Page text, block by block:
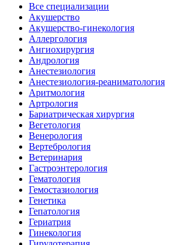
Все специализации
Акушерство
Акушерство-гинекология
Аллергология
Ангиохирургия
Андрология
Анестезиология
Анестезиология-реаниматология
Аритмология
Артрология
Бариатрическая хирургия
Вегетология
Венерология
Вертебрология
Ветеринария
Гастроэнтерология
Гематология
Гемостазиология
Генетика
Гепатология
Гериатрия
Гинекология